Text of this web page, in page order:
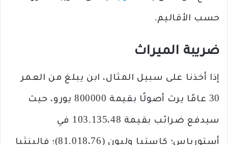
حسب الأقاليم.
ضريبة الميراث
إذا أخذنا على سبيل المثال، ابن يبلغ من العمر
30 عامًا يرث أصولًا بقيمة 800000 يورو، حيث
سيدفع ضرائب بقيمة 103.135،48 في
أستورياس؛ كاستيا وليون (81.018،76)؛ فالينثيا